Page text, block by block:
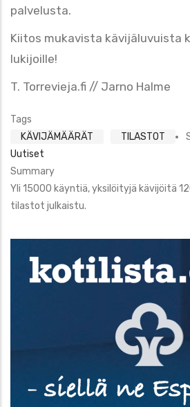
palvelusta.
Kiitos mukavista kävijäluvuista
lukijoille!
T. Torrevieja.fi // Jarno Halme
Tags
KÄVIJÄMÄÄRÄT
TILASTOT
Uutiset
Summary
Yli 15000 käyntiä, yksilöityjä kävijöitä
tilastot julkaistu.